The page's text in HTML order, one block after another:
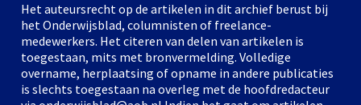
Het auteursrecht op de artikelen in dit archief berust bij
het Onderwijsblad, columnisten of freelance-
medewerkers. Het citeren van delen van artikelen is
toegestaan, mits met bronvermelding. Volledige
overname, herplaatsing of opname in andere publicaties
is slechts toegestaan na overleg met de hoofdredacteur